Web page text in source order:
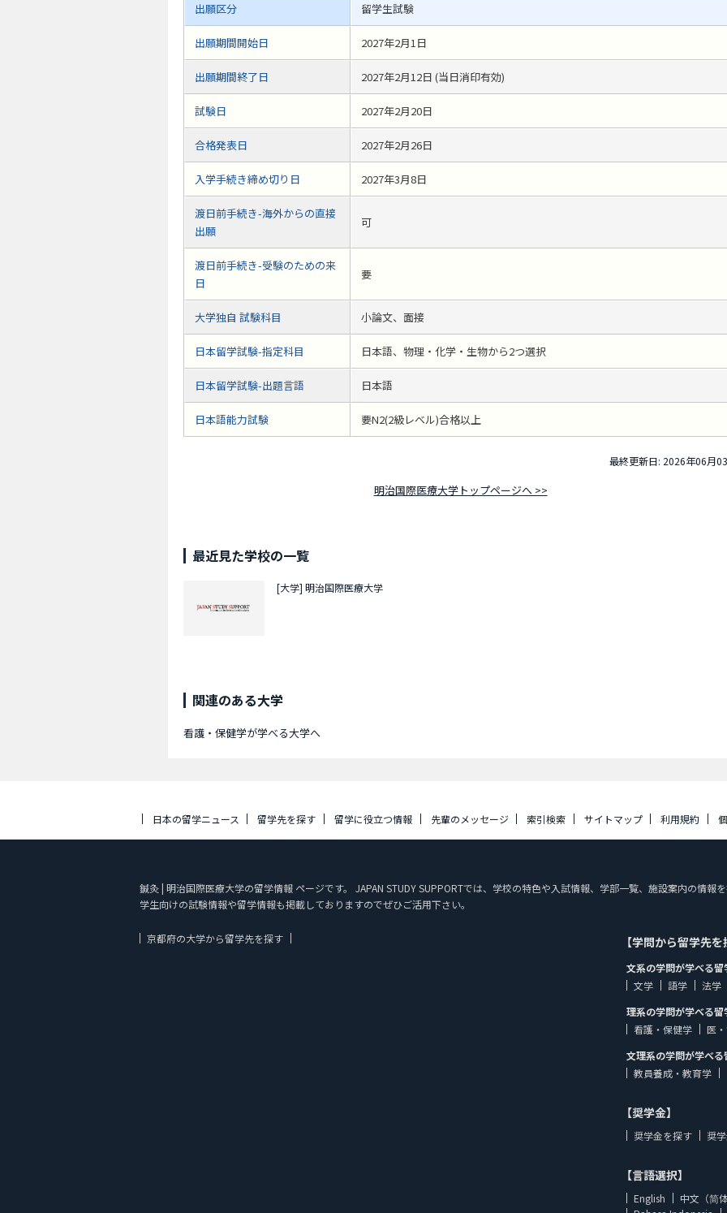
出願区分 留学生試験
出願期間開始日 2027年2月1日
出願期間終了日 2027年2月12日 (当日消印有効)
試験日 2027年2月20日
合格発表日 2027年2月26日
入学手続き締め切り日 2027年3月8日
渡日前手続き-海外からの直接
出願
可
渡日前手続き-受験のための来
日
要
大学独自 試験科目 小論文、面接
日本留学試験-指定科目 日本語、物理・化学・生物から2つ選択
日本留学試験-出題言語 日本語
日本語能力試験 要N2(2級レベル)合格以上
最終更新日: 2026年06月
明治国際医療大学トップページへ >>
最近見た学校の一覧
[大学] 明治国際医療大学
関連のある大学
看護・保健学が学べる大学へ
日本の留学ニュース 留学先を探す 留学に役立つ情報 先輩のメッセージ 索引検索 サイトマップ 利用規約
鍼灸 | 明治国際医療大学の留学情報 ページです。 JAPAN STUDY SUPPORTでは、学校の特色や入試情報、学部一覧、施設案内の情報
学生向けの試験情報や留学情報も掲載しておりますのでぜひご活用下さい。
京都府の大学から留学先を探す 【学問から留学先
文系の学問が学べる留
文学
語学
法学
理系の学問が学べる留
看護・保健学
医
文理系の学問が学べ
教員養成・教育学
【奨学金】
奨学金を探す 奨
【言語選択】
English
中文（简